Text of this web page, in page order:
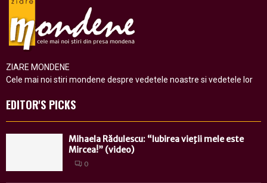
ZIARE MONDENE
Cele mai noi stiri mondene despre vedetele noastre si vedetele lor
EDITOR'S PICKS
Mihaela Rădulescu: “Iubirea vieţii mele este
Mircea!” (video)
0